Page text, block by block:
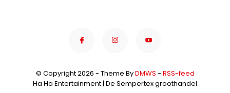
© Copyright 2026 - Theme ByDMWS - RSS-feed
Ha Ha Entertainment | De Sempertex groothandel